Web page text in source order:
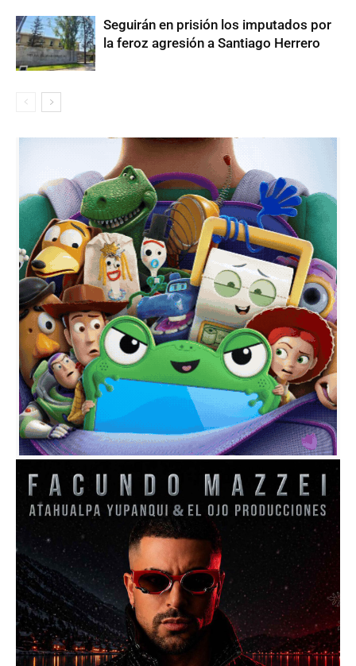
Seguirán en prisión los imputados por
la feroz agresión a Santiago Herrero